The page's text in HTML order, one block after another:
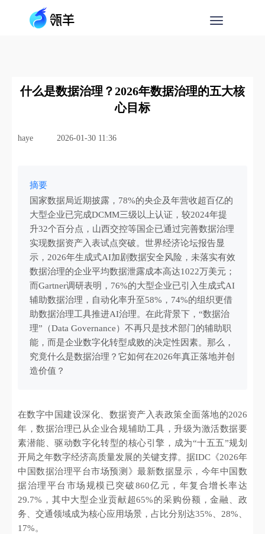
什么是数据治理？2026年数据治理的五大核
心目标
haye 2026-01-30 11:36
摘要
国家数据局近期披露，78%的央企及年营收超百亿的
大型企业已完成DCMM三级以上认证，较2024年提
升32个百分点，山西交控等国企已通过完善数据治理
实现数据资产入表试点突破。世界经济论坛报告显
示，2026年生成式AI加剧数据安全风险，未落实有效
数据治理的企业平均数据泄露成本高达1022万美元；
而Gartner调研表明，76%的大型企业已引入生成式AI
辅助数据治理，自动化率升至58%，74%的组织更借
助数据治理工具推进AI治理。在此背景下，“数据治
理”（Data Governance）不再只是技术部门的辅助职
能，而是企业数字化转型成败的决定性因素。那么，
究竟什么是数据治理？它如何在2026年真正落地并创
造价值？
在数字中国建设深化、数据资产入表政策全面落地的2026
年，数据治理已从企业合规辅助工具，升级为激活数据要
素潜能、驱动数字化转型的核心引擎，成为“十五五”规划
开局之年数字经济高质量发展的关键支撑。据IDC《2026年
中国数据治理平台市场预测》最新数据显示，今年中国数
据治理平台市场规模已突破860亿元，年复合增长率达
29.7%，其中大型企业贡献超65%的采购份额，金融、政
务、交通领域成为核心应用场景，占比分别达35%、28%、
17%。